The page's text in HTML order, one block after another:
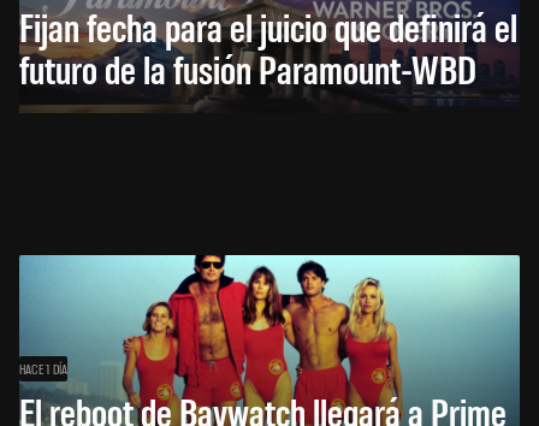
Fijan fecha para el juicio que definirá el
futuro de la fusión Paramount-WBD
HACE 1 DÍA
El reboot de Baywatch llegará a Prime